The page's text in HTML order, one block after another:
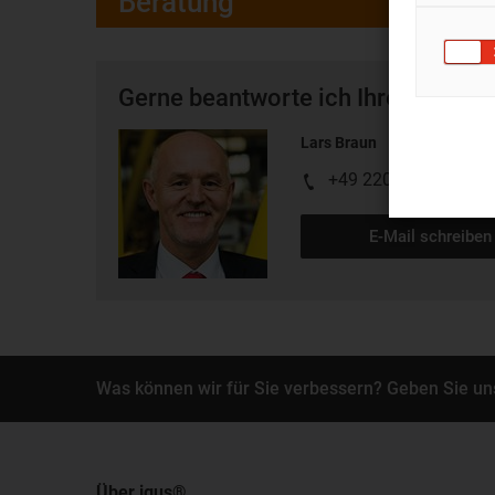
Gerne beantworte ich Ihre Fragen
Lars Braun
+49 2203 9649 218
E-Mail schreiben
Was können wir für Sie verbessern? Geben Sie